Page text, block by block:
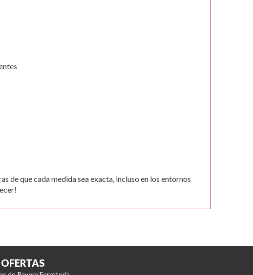
de que cada medida sea exacta, incluso en los entornos